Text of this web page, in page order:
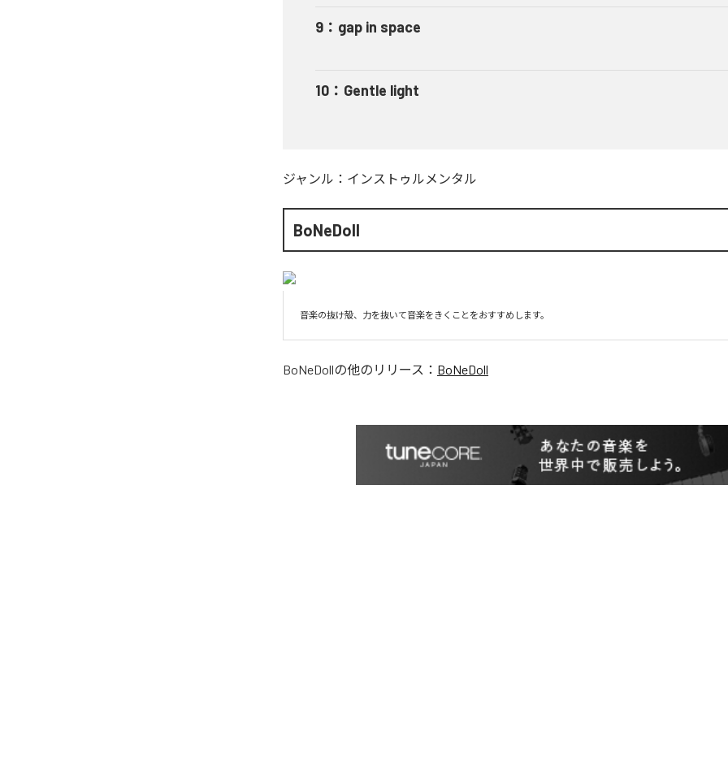
9 ： gap in space
10 ： Gentle light
ジャンル： インストゥルメンタル
BoNeDoll
音楽の抜け殻、力を抜いて音楽をきくことをおすすめします。
BoNeDollの他のリリース： BoNeDoll